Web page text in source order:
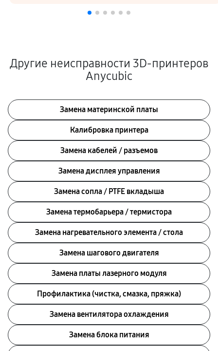
Другие неисправности 3D-принтеров
Anycubic
Замена материнской платы
Калибровка принтера
Замена кабелей / разъемов
Замена дисплея управления
Замена сопла / PTFE вкладыша
Замена термобарьера / термистора
Замена нагревательного элемента / стола
Замена шагового двигателя
Замена платы лазерного модуля
Профилактика (чистка, смазка, пряжка)
Замена вентилятора охлаждения
Замена блока питания